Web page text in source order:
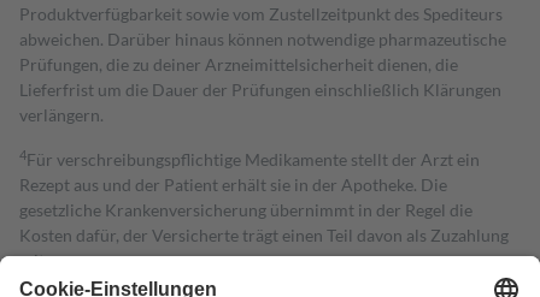
Produktverfügbarkeit sowie vom Zustellzeitpunkt des Spediteurs
abweichen. Darüber hinaus können notwendige pharmazeutische
Prüfungen, die zu deiner Arzneimittelsicherheit dienen, die
Lieferfrist um die Dauer der Prüfungen einschließlich Klärungen
verlängern.
4Für verschreibungspflichtige Medikamente stellt der Arzt ein
Rezept aus und der Patient erhält sie in der Apotheke. Die
gesetzliche Krankenversicherung übernimmt in der Regel die
Kosten dafür, der Versicherte trägt einen Teil davon als Zuzahlung
mit.
Grundsätzlich leisten Mitglieder Zuzahlungen in Höhe von zehn